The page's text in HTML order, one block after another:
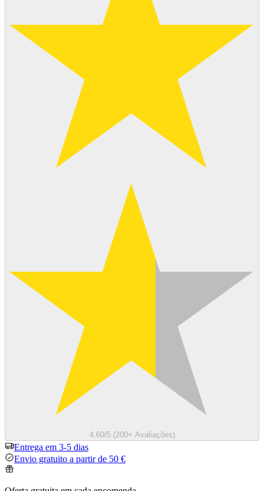
4.60/5 (200+ Avaliações)
Entrega em 3-5 dias
Envio gratuito a partir de 50 €